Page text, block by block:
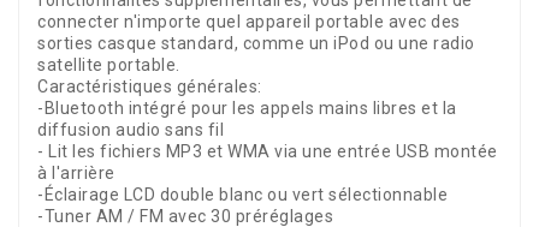
connecter n'importe quel appareil portable avec des
sorties casque standard, comme un iPod ou une radio
satellite portable.
Caractéristiques générales:
-Bluetooth intégré pour les appels mains libres et la
diffusion audio sans fil
- Lit les fichiers MP3 et WMA via une entrée USB montée
à l'arrière
-Éclairage LCD double blanc ou vert sélectionnable
-Tuner AM / FM avec 30 préréglages